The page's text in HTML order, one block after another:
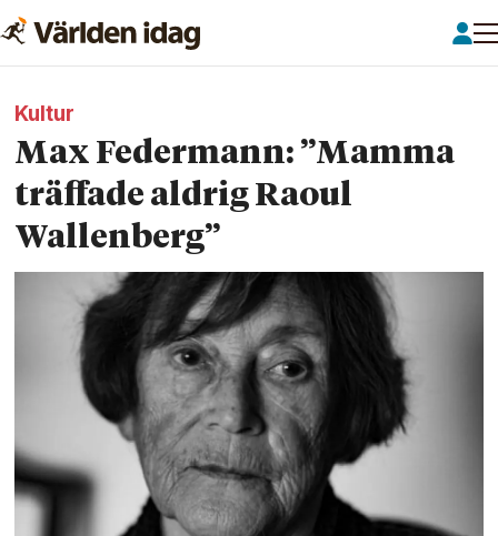
Kultur
Max Federmann: ”Mamma
träffade aldrig Raoul
Wallenberg”